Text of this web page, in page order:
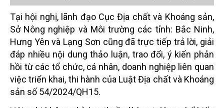
Tại hội nghị, lãnh đạo Cục Địa chất và Khoáng sản,
Sở Nông nghiệp và Môi trường các tỉnh: Bắc Ninh,
Hưng Yên và Lạng Sơn cũng đã trực tiếp trả lời, giải
đáp nhiều nội dung thảo luận, trao đổi, ý kiến phản
hồi từ các tổ chức, cá nhân, doanh nghiệp liên quan
việc triển khai, thi hành của Luật Địa chất và Khoáng
sản số 54/2024/QH15.